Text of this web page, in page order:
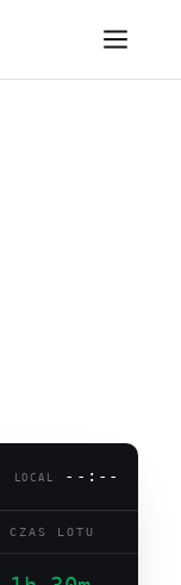
LOCAL --:--
CZAS LOTU